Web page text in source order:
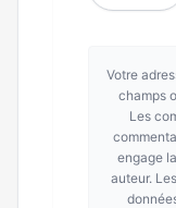
Votre
champs
Les
engage
auteur.